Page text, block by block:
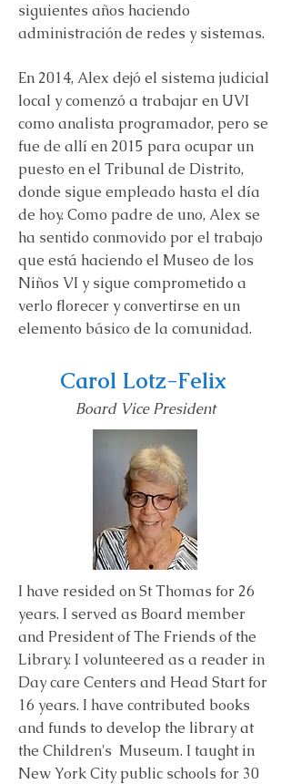
siguientes años haciendo
administración de redes y sistemas.
En 2014, Alex dejó el sistema judicial
local y comenzó a trabajar en UVI
como analista programador, pero se
fue de allí en 2015 para ocupar un
puesto en el Tribunal de Distrito,
donde sigue empleado hasta el día
de hoy. Como padre de uno, Alex se
ha sentido conmovido por el trabajo
que está haciendo el Museo de los
Niños VI y sigue comprometido a
verlo florecer y convertirse en un
elemento básico de la comunidad.
Carol Lotz-Felix
Board Vice President
I have resided on St Thomas for 26
years. I served as Board member
and President of The Friends of the
Library. I volunteered as a reader in
Day care Centers and Head Start for
16 years. I have contributed books
and funds to develop the library at
the Children's Museum. I taught in
New York City public schools for 30